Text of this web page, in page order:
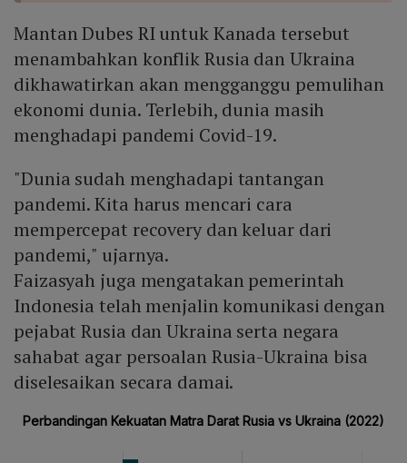
Mantan Dubes RI untuk Kanada tersebut
menambahkan konflik Rusia dan Ukraina
dikhawatirkan akan mengganggu pemulihan
ekonomi dunia. Terlebih, dunia masih
menghadapi pandemi Covid-19.
"Dunia sudah menghadapi tantangan
pandemi. Kita harus mencari cara
mempercepat recovery dan keluar dari
pandemi," ujarnya.
Faizasyah juga mengatakan pemerintah
Indonesia telah menjalin komunikasi dengan
pejabat Rusia dan Ukraina serta negara
sahabat agar persoalan Rusia-Ukraina bisa
diselesaikan secara damai.